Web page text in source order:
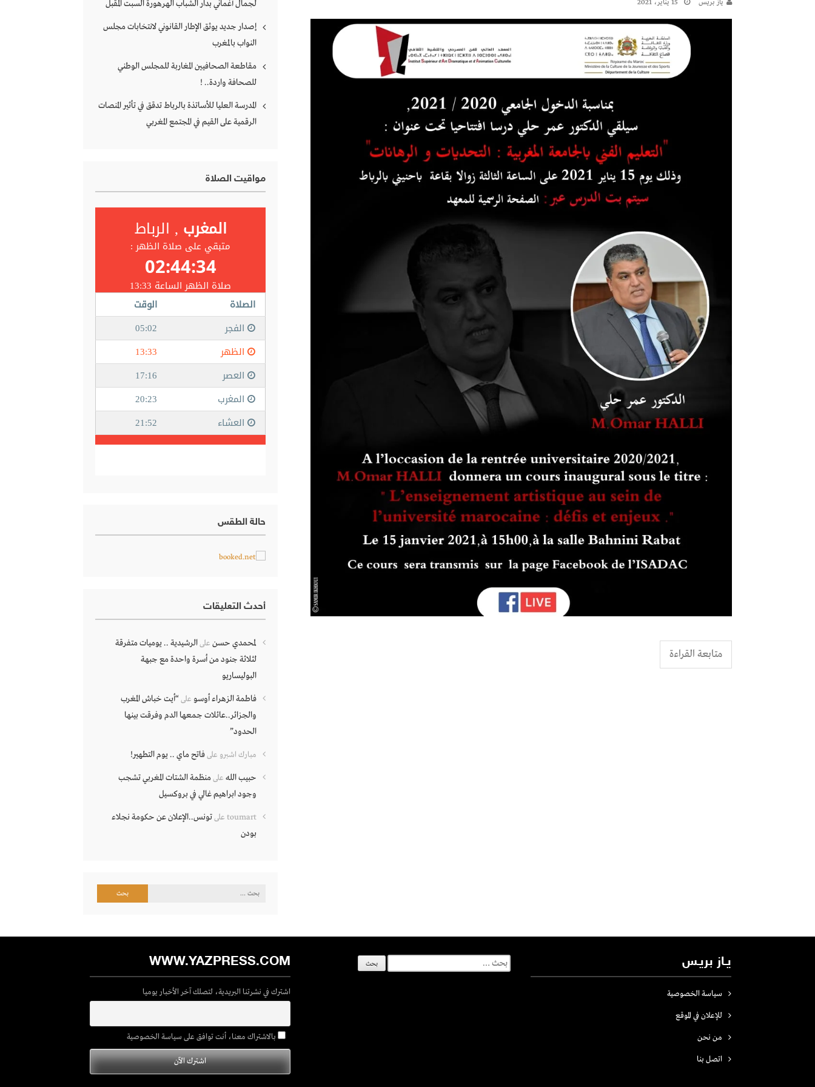
يـاز بريـس 15 يناير، 2021
متابعة القراءة
لجمال أغماني بدار الشباب الهرهورة السبت المقبل
إصدار جديد يوثق الإطار القانوني لانتخابات مجلس
النواب بالمغرب
مقاطعة الصحافيين المغاربة للمجلس الوطني
للصحافة واردة.. !
المدرسة العليا للأساتذة بالرباط تدقق في تأثير المنصات
الرقمية على القيم في المجتمع المغربي
مواقيت الصلاة
حالة الطقس
أحدث التعليقات
لمحمدي حسن علىالرشيدية .. يوميات متفرقة
لثلاثة جنود من أسرة واحدة مع جبهة
البوليساريو
فاطمة الزهراء أوسو على“أيت خباش المغرب
والجزائر..عائلات جمعها الدم وفرقت بينها
الحدود”
مبارك اشبرو علىفاتح ماي .. يوم التطهير!
حبيب الله علىمنظمة الشتات المغربي تشجب
وجود ابراهيم غالي في بروكسيل
toumart علىتونس..الإعلان عن حكومة نجلاء
بودن
البحث
يـاز بريـس
سياسة الخصوصية
للإعلان في الموقع
من نحن
اتصل بنـا
البحث
عن:
WWW.YAZPRESS.COM
اشترك في نشرتنا البريدية، لتصلك آخر الأخبار يوميا
بالاشتراك معنا، أنت توافق على سياسة الخصوصية